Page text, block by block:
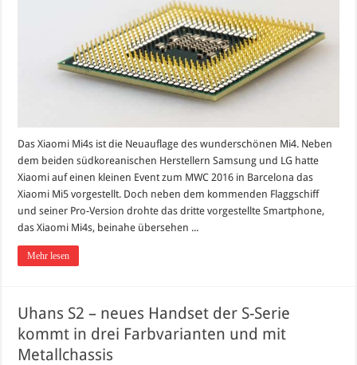
Das Xiaomi Mi4s ist die Neuauflage des wunderschönen Mi4. Neben
dem beiden südkoreanischen Herstellern Samsung und LG hatte
Xiaomi auf einen kleinen Event zum MWC 2016 in Barcelona das
Xiaomi Mi5 vorgestellt. Doch neben dem kommenden Flaggschiff
und seiner Pro-Version drohte das dritte vorgestellte Smartphone,
das Xiaomi Mi4s, beinahe übersehen ...
Mehr lesen
Uhans S2 – neues Handset der S-Serie
kommt in drei Farbvarianten und mit
Metallchassis